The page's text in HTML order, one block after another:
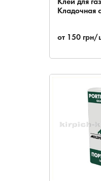
Клей для
Кладочная
от 150 грн/